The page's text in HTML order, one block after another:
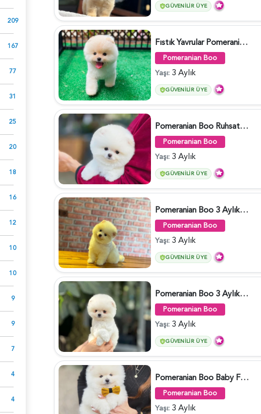
209
167
77
31
25
20
18
16
12
10
10
9
9
7
4
4
GÜVENILIR ÜYE
Fıstık Yavrular Pomeranian Boo - 6032
Pomeranian Boo
Yaşı: 3 Aylık
GÜVENILIR ÜYE
Pomeranian Boo Ruhsatlı Çiftlikten - 6027
Pomeranian Boo
Yaşı: 3 Aylık
GÜVENILIR ÜYE
Pomeranian Boo 3 Aylık Safkan Yavrularımız - 6022
Pomeranian Boo
Yaşı: 3 Aylık
GÜVENILIR ÜYE
Pomeranian Boo 3 Aylık Bebişlerimiz - 6037
Pomeranian Boo
Yaşı: 3 Aylık
GÜVENILIR ÜYE
Pomeranian Boo Baby Face Yavrularımız - 6023
Pomeranian Boo
Yaşı: 3 Aylık